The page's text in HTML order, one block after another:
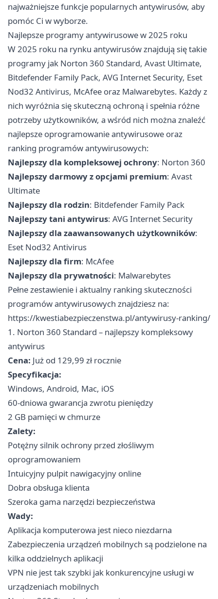
najważniejsze funkcje popularnych antywirusów, aby
pomóc Ci w wyborze.
Najlepsze programy antywirusowe w 2025 roku
W 2025 roku na rynku antywirusów znajdują się takie
programy jak Norton 360 Standard, Avast Ultimate,
Bitdefender Family Pack, AVG Internet Security, Eset
Nod32 Antivirus, McAfee oraz Malwarebytes. Każdy z
nich wyróżnia się skuteczną ochroną i spełnia różne
potrzeby użytkowników, a wśród nich można znaleźć
najlepsze oprogramowanie antywirusowe oraz
ranking programów antywirusowych:
Najlepszy dla kompleksowej ochrony: Norton 360
Najlepszy darmowy z opcjami premium: Avast
Ultimate
Najlepszy dla rodzin: Bitdefender Family Pack
Najlepszy tani antywirus: AVG Internet Security
Najlepszy dla zaawansowanych użytkowników:
Eset Nod32 Antivirus
Najlepszy dla firm: McAfee
Najlepszy dla prywatności: Malwarebytes
Pełne zestawienie i aktualny ranking skuteczności
programów antywirusowych znajdziesz na:
https://kwestiabezpieczenstwa.pl/antywirusy-ranking/
1. Norton 360 Standard – najlepszy kompleksowy
antywirus
Cena: Już od 129,99 zł rocznie
Specyfikacja:
Windows, Android, Mac, iOS
60-dniowa gwarancja zwrotu pieniędzy
2 GB pamięci w chmurze
Zalety:
Potężny silnik ochrony przed złośliwym
oprogramowaniem
Intuicyjny pulpit nawigacyjny online
Dobra obsługa klienta
Szeroka gama narzędzi bezpieczeństwa
Wady:
Aplikacja komputerowa jest nieco niezdarna
Zabezpieczenia urządzeń mobilnych są podzielone na
kilka oddzielnych aplikacji
VPN nie jest tak szybki jak konkurencyjne usługi w
urządzeniach mobilnych